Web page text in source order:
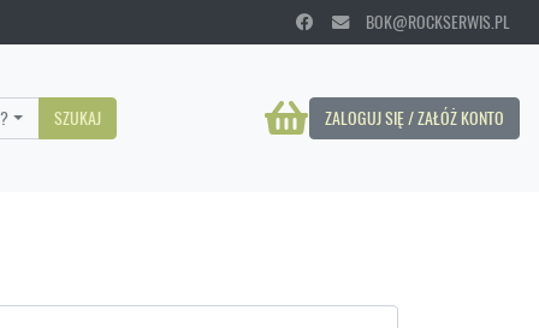
BOK@ROCKSERWIS.PL
ZALOGUJ SIĘ / ZAŁÓŻ KONTO
SZUKAJ